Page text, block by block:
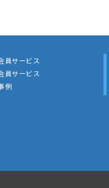
員サービス
員サービス
例